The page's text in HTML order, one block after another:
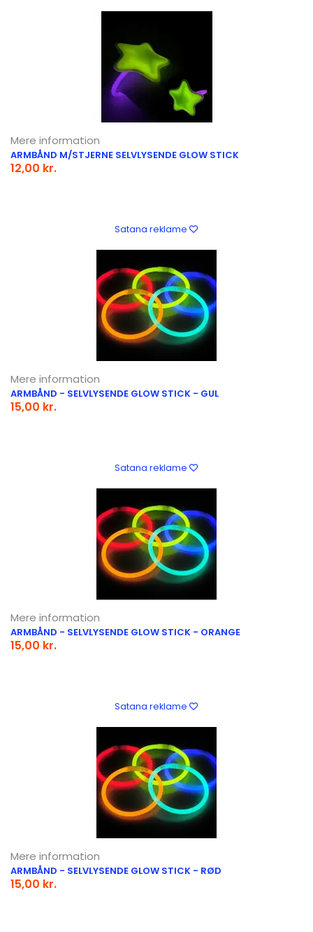
Mere information
ARMBÅND M/STJERNE SELVLYSENDE GLOW STICK
12,00 kr.
Satana reklame
Mere information
ARMBÅND - SELVLYSENDE GLOW STICK - GUL
15,00 kr.
Satana reklame
Mere information
ARMBÅND - SELVLYSENDE GLOW STICK - ORANGE
15,00 kr.
Satana reklame
Mere information
ARMBÅND - SELVLYSENDE GLOW STICK - RØD
15,00 kr.